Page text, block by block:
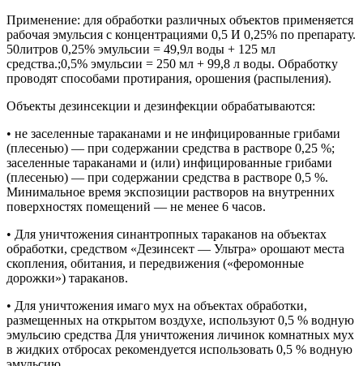
Применение: для обработки различных объектов применяется
рабочая эмульсия с концентрациями 0,5 И 0,25% по препарату.
50литров 0,25% эмульсии = 49,9л воды + 125 мл
средства.;0,5% эмульсии = 250 мл + 99,8 л воды. Обработку
проводят способами протирания, орошения (распыления).
Объекты дезинсекции и дезинфекции обрабатываются:
• не заселенные тараканами и не инфицированные грибами
(плесенью) — при содержании средства в растворе 0,25 %;
заселенные тараканами и (или) инфицированные грибами
(плесенью) — при содержании средства в растворе 0,5 %.
Минимальное время экспозиции растворов на внутренних
поверхностях помещений — не менее 6 часов.
• Для уничтожения синантропных тараканов на объектах
обработки, средством «Дезинсект — Ультра» орошают места
скопления, обитания, и передвижения («феромонные
дорожки») тараканов.
• Для уничтожения имаго мух на объектах обработки,
размещенных на открытом воздухе, используют 0,5 % водную
эмульсию средства Для уничтожения личинок комнатных мух
в жидких отбросах рекомендуется использовать 0,5 % водную